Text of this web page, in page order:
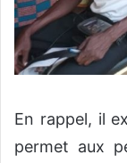
En rappel, il
permet aux